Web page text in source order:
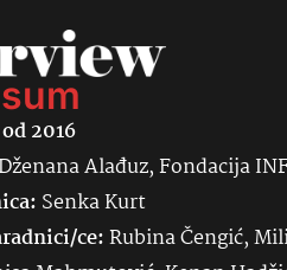
2016
Alađuz, Fondacija
SenkaKurt
ce:Rubina Čengić,